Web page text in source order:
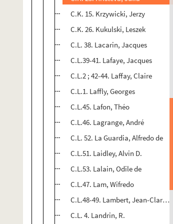
C.K. 15. Krzywicki, Jerzy
C.K. 26. Kukulski, Leszek
C.L. 38. Lacarin, Jacques
C.L.39-41. Lafaye, Jacques
C.L.2 ; 42-44. Laffay, Claire
C.L.1. Laffly, Georges
C.L.45. Lafon, Théo
C.L.46. Lagrange, André
C.L. 52. La Guardia, Alfredo de
C.L.51. Laidley, Alvin D.
C.L.53. Lalain, Odile de
C.L.47. Lam, Wifredo
C.L.48-49. Lambert, Jean-Clarence
C.L. 4. Landrin, R.